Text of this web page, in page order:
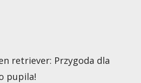
retriever: Przygoda dla
pupila!